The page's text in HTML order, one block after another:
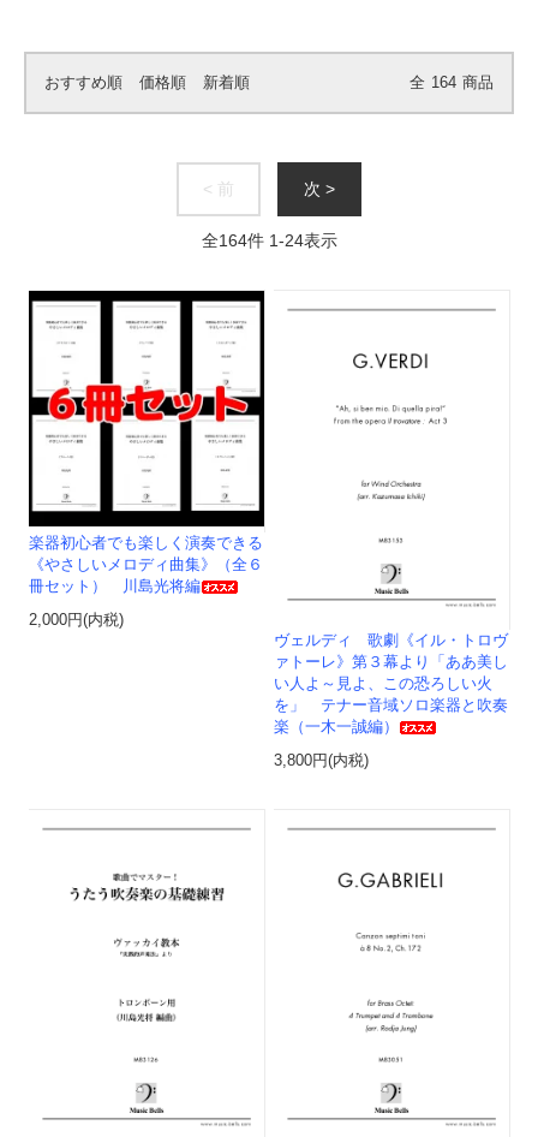
おすすめ順 価格順 新着順 全 164 商品
< 前 次 >
全164件 1-24表示
楽器初心者でも楽しく演奏できる
《やさしいメロディ曲集》（全６
冊セット） 川島光将編
2,000円(内税)
ヴェルディ 歌劇《イル・トロヴ
ァトーレ》第３幕より「ああ美し
い人よ～見よ、この恐ろしい火
を」 テナー音域ソロ楽器と吹奏
楽（一木一誠編）
3,800円(内税)